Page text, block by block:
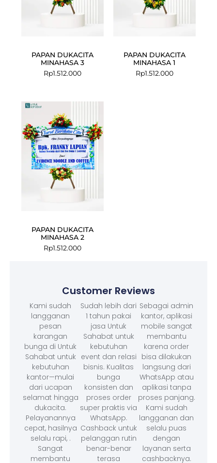
PAPAN DUKACITA
MINAHASA 3
Rp1.512.000
PAPAN DUKACITA
MINAHASA 1
Rp1.512.000
PAPAN DUKACITA
MINAHASA 2
Rp1.512.000
Customer Reviews
Kami sudah
langganan
pesan
karangan
bunga di Untuk
Sahabat untuk
kebutuhan
kantor—mulai
dari ucapan
selamat hingga
dukacita.
Pelayanannya
cepat, hasilnya
selalu rapi, .
Sangat
membantu
Sudah lebih dari
1 tahun pakai
jasa Untuk
Sahabat untuk
kebutuhan
event dan relasi
bisnis. Kualitas
bunga
konsisten dan
proses order
super praktis via
WhatsApp.
Cashback untuk
pelanggan rutin
benar-benar
terasa
Sebagai admin
kantor, aplikasi
mobile sangat
membantu
karena order
bisa dilakukan
langsung dari
WhatsApp atau
aplikasi tanpa
proses panjang.
Kami sudah
langganan dan
selalu puas
dengan
layanan serta
cashbacknya.